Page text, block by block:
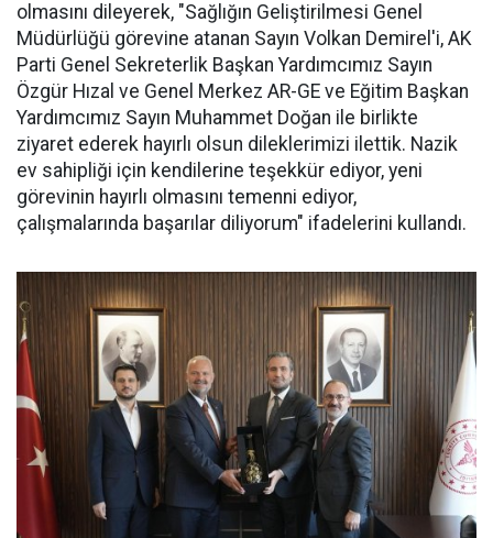
olmasını dileyerek, "Sağlığın Geliştirilmesi Genel
Müdürlüğü görevine atanan Sayın Volkan Demirel'i, AK
Parti Genel Sekreterlik Başkan Yardımcımız Sayın
Özgür Hızal ve Genel Merkez AR-GE ve Eğitim Başkan
Yardımcımız Sayın Muhammet Doğan ile birlikte
ziyaret ederek hayırlı olsun dileklerimizi ilettik. Nazik
ev sahipliği için kendilerine teşekkür ediyor, yeni
görevinin hayırlı olmasını temenni ediyor,
çalışmalarında başarılar diliyorum" ifadelerini kullandı.